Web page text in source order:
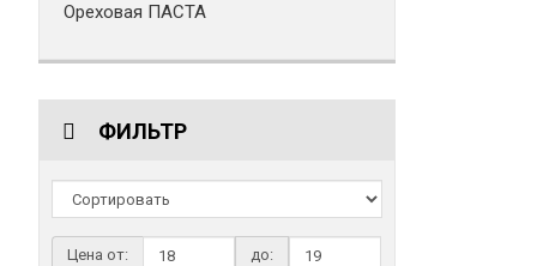
Ореховая ПАСТА
ФИЛЬТР
Цена от: до: